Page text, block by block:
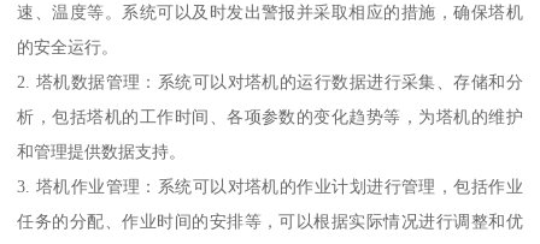
速、温度等。系统可以及时发出警报并采取相应的措施，确保塔机
的安全运行。
2. 塔机数据管理：系统可以对塔机的运行数据进行采集、存储和分
析，包括塔机的工作时间、各项参数的变化趋势等，为塔机的维护
和管理提供数据支持。
3. 塔机作业管理：系统可以对塔机的作业计划进行管理，包括作业
任务的分配、作业时间的安排等，可以根据实际情况进行调整和优